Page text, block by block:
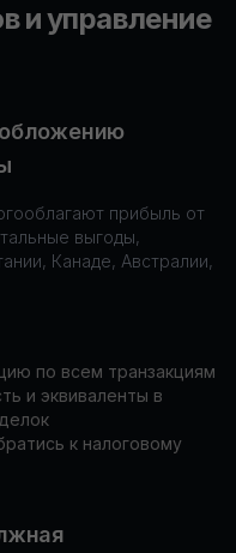
и управление
прибыль от
выгоды,
Канаде, Австралии,
по всем транзакциям
и эквиваленты в
к налоговому